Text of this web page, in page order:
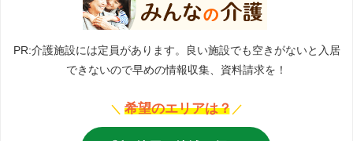
PR:介護施設には定員があります。良い施設でも空きがないと入居
できないので早めの情報収集、資料請求を！
＼ 希望のエリアは？ ／